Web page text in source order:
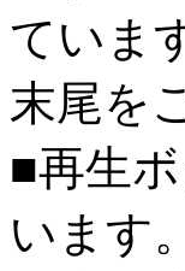
ていま
末尾を
■再生
います